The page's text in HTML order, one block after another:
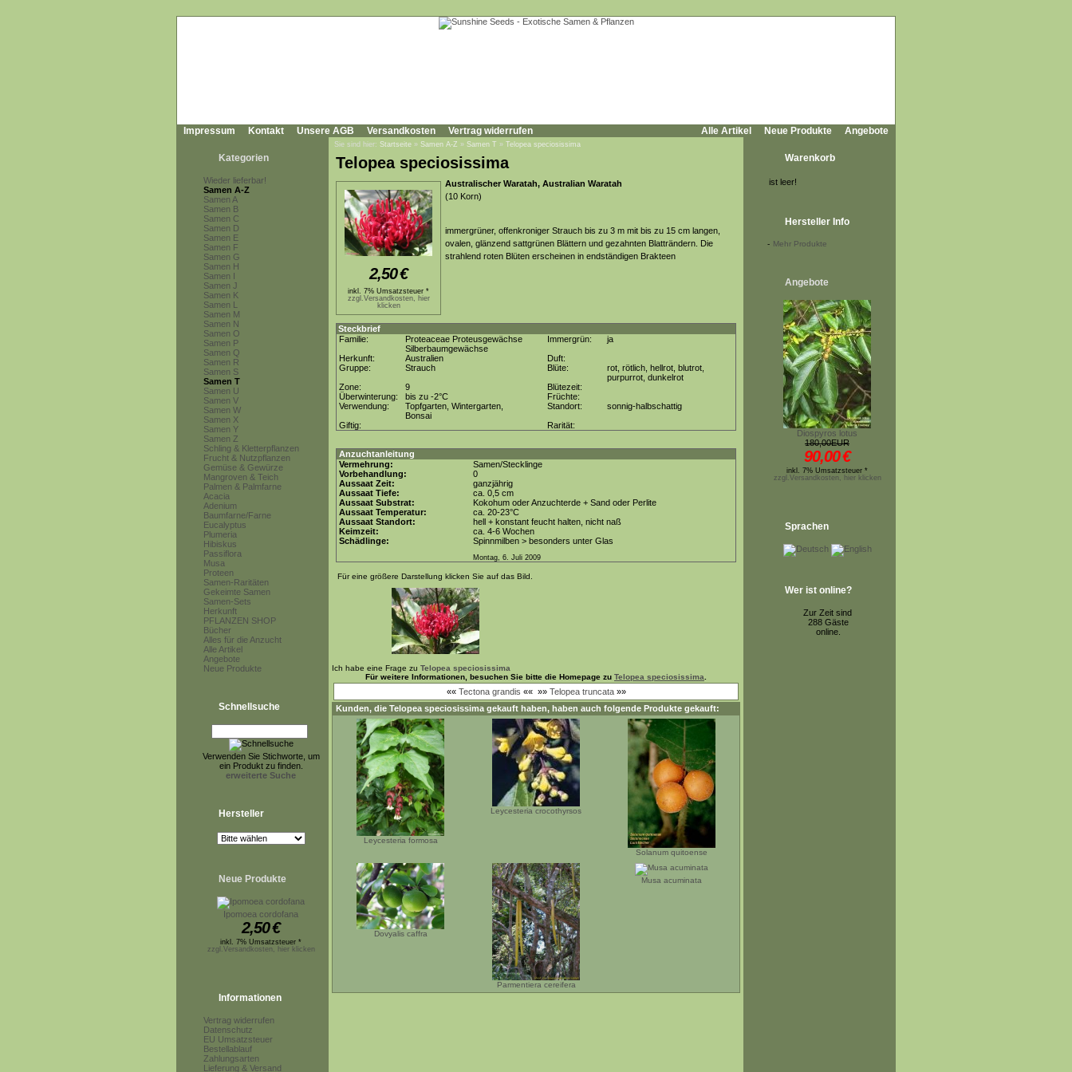
Impressum Kontakt Unsere AGB Versandkosten Vertrag widerrufen Alle Artikel Neue Produkte Angebote
Kategorien
Wieder lieferbar!
Samen A-Z
Samen A
Samen B
Samen C
Samen D
Samen E
Samen F
Samen G
Samen H
Samen I
Samen J
Samen K
Samen L
Samen M
Samen N
Samen O
Samen P
Samen Q
Samen R
Samen S
Samen T
Samen U
Samen V
Samen W
Samen X
Samen Y
Samen Z
Schling & Kletterpflanzen
Frucht & Nutzpflanzen
Gemüse & Gewürze
Mangroven & Teich
Palmen & Palmfarne
Acacia
Adenium
Baumfarne/Farne
Eucalyptus
Plumeria
Hibiskus
Passiflora
Musa
Proteen
Samen-Raritäten
Gekeimte Samen
Samen-Sets
Herkunft
PFLANZEN SHOP
Bücher
Alles für die Anzucht
Alle Artikel
Angebote
Neue Produkte
Schnellsuche
Verwenden Sie Stichworte, um
ein Produkt zu finden.
erweiterte Suche
Hersteller
Neue Produkte
Ipomoea cordofana
2,50€
inkl. 7% Umsatzsteuer *
zzgl.Versandkosten, hier klicken
Informationen
Vertrag widerrufen
Datenschutz
EU Umsatzsteuer
Bestellablauf
Zahlungsarten
Lieferung & Versand
Sie sind hier: Startseite » Samen A-Z » Samen T » Telopea speciosissima
Telopea speciosissima
2,50€
inkl. 7% Umsatzsteuer *
zzgl.Versandkosten, hier
klicken
Australischer Waratah, Australian Waratah
(10 Korn)
immergrüner, offenkroniger Strauch bis zu 3 m mit bis zu 15 cm langen,
ovalen, glänzend sattgrünen Blättern und gezahnten Blatträndern. Die
strahlend roten Blüten erscheinen in endständigen Brakteen
Steckbrief
Familie:
Proteaceae Proteusgewächse
Silberbaumgewächse
Immergrün:
ja
Herkunft:
Australien
Duft:
Gruppe:
Strauch Blüte:
rot, rötlich, hellrot, blutrot,
purpurrot, dunkelrot
Zone:
9
Blütezeit:
Überwinterung:
bis zu -2°C
Früchte:
Verwendung:
Topfgarten, Wintergarten,
Bonsai
Standort:
sonnig-halbschattig
Giftig:
Rarität:
Anzuchtanleitung
Vermehrung:
Samen/Stecklinge
Vorbehandlung:
0
Aussaat Zeit:
ganzjährig
Aussaat Tiefe:
ca. 0,5 cm
Aussaat Substrat:
Kokohum oder Anzuchterde + Sand oder Perlite
Aussaat Temperatur:
ca. 20-23°C
Aussaat Standort:
hell + konstant feucht halten, nicht naß
Keimzeit:
ca. 4-6 Wochen
Schädlinge:
Spinnmilben > besonders unter Glas
Montag, 6. Juli 2009
Für eine größere Darstellung klicken Sie auf das Bild.
Ich habe eine Frage zu Telopea speciosissima
Für weitere Informationen, besuchen Sie bitte die Homepage zu Telopea speciosissima
«« Tectona grandis «« »» Telopea truncata»»
Kunden, die Telopea speciosissima gekauft haben, haben auch folgende Produkte gekauft:
Leycesteria formosa
Leycesteria crocothyrsos
Solanum quitoense
Dovyalis caffra
Parmentiera cereifera
Musa acuminata
Warenkorb
ist leer!
Hersteller Info
- Mehr Produkte
Angebote
Diospyros lotus
180,00EUR
90,00€
inkl. 7% Umsatzsteuer *
zzgl.Versandkosten, hier klicken
Sprachen
Wer ist online?
Zur Zeit sind
288 Gäste
online.